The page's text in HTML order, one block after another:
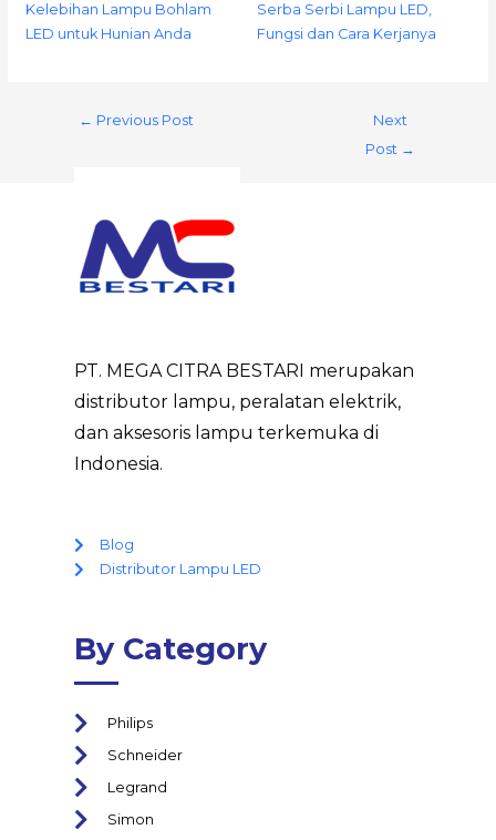
Kelebihan Lampu Bohlam
LED untuk Hunian Anda
Serba Serbi Lampu LED,
Fungsi dan Cara Kerjanya
← Previous Post
Next
Post →
PT. MEGA CITRA BESTARI merupakan
distributor lampu, peralatan elektrik,
dan aksesoris lampu terkemuka di
Indonesia.
Blog
Distributor Lampu LED
By Category
Philips
Schneider
Legrand
Simon